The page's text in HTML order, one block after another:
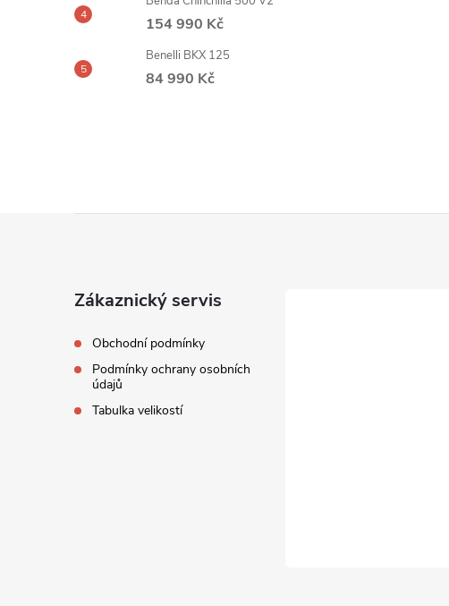
154 990 Kč
Benelli BKX 125
84 990 Kč
Zákaznický servis
Obchodní podmínky
Podmínky ochrany osobních
údajů
Tabulka velikostí